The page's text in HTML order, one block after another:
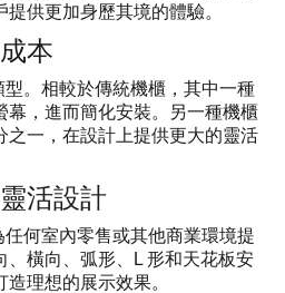
供更加身歷其境的體驗。
本
型。相較於傳統機櫃，其中一種
幕，進而簡化安裝。另一種機櫃
之一，在設計上提供更大的靈活
活設計
任何室內零售或其他商業環境提
、橫向、弧形、L 形和天花板安
理想的展示效果。